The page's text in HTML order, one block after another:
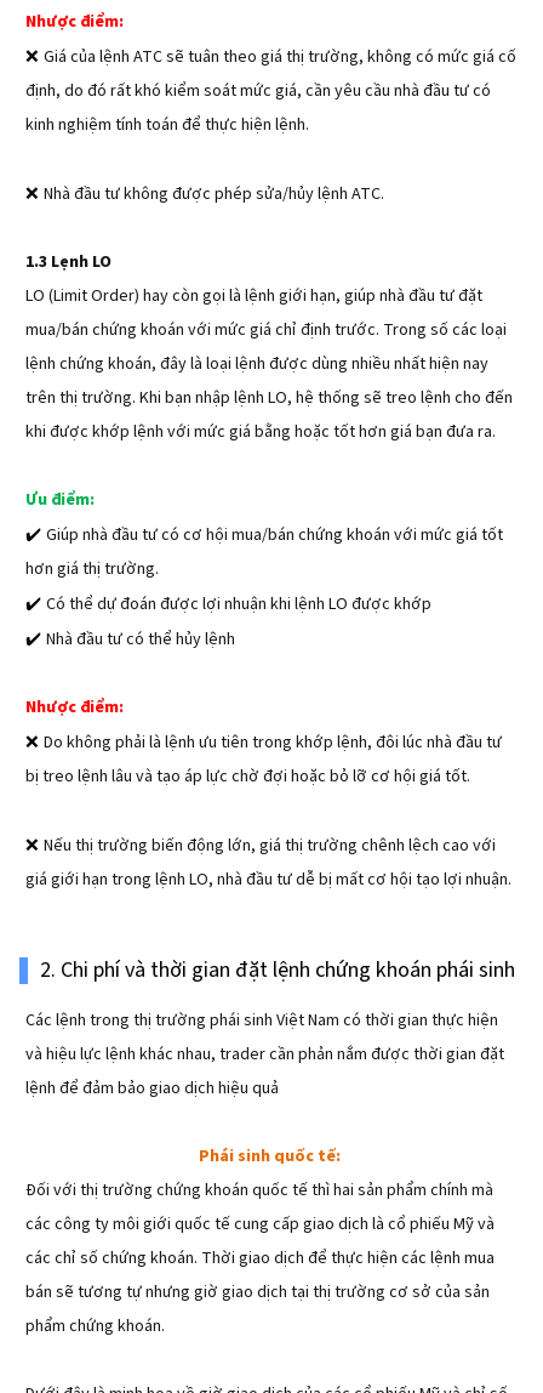
Nhược điểm:
❌ Giá của lệnh ATC sẽ tuân theo giá thị trường, không có mức giá cố
định, do đó rất khó kiểm soát mức giá, cần yêu cầu nhà đầu tư có
kinh nghiệm tính toán để thực hiện lệnh.
❌ Nhà đầu tư không được phép sửa/hủy lệnh ATC.
1.3 Lẹnh LO
LO (Limit Order) hay còn gọi là lệnh giới hạn, giúp nhà đầu tư đặt
mua/bán chứng khoán với mức giá chỉ định trước. Trong số các loại
lệnh chứng khoán, đây là loại lệnh được dùng nhiều nhất hiện nay
trên thị trường. Khi bạn nhập lệnh LO, hệ thống sẽ treo lệnh cho đến
khi được khớp lệnh với mức giá bằng hoặc tốt hơn giá bạn đưa ra.
Ưu điểm:
✔️ Giúp nhà đầu tư có cơ hội mua/bán chứng khoán với mức giá tốt
hơn giá thị trường.
✔️ Có thể dự đoán được lợi nhuận khi lệnh LO được khớp
✔️ Nhà đầu tư có thể hủy lệnh
Nhược điểm:
❌ Do không phải là lệnh ưu tiên trong khớp lệnh, đôi lúc nhà đầu tư
bị treo lệnh lâu và tạo áp lực chờ đợi hoặc bỏ lỡ cơ hội giá tốt.
❌ Nếu thị trường biến động lớn, giá thị trường chênh lệch cao với
giá giới hạn trong lệnh LO, nhà đầu tư dễ bị mất cơ hội tạo lợi nhuận.
2. Chi phí và thời gian đặt lệnh chứng khoán phái sinh
Các lệnh trong thị trường phái sinh Việt Nam có thời gian thực hiện
và hiệu lực lệnh khác nhau, trader cần phản nắm được thời gian đặt
lệnh để đảm bảo giao dịch hiệu quả
Phái sinh quốc tế:
Đối với thị trường chứng khoán quốc tế thì hai sản phẩm chính mà
các công ty môi giới quốc tế cung cấp giao dịch là cổ phiếu Mỹ và
các chỉ số chứng khoán. Thời giao dịch để thực hiện các lệnh mua
bán sẽ tương tự nhưng giờ giao dịch tại thị trường cơ sở của sản
phẩm chứng khoán.